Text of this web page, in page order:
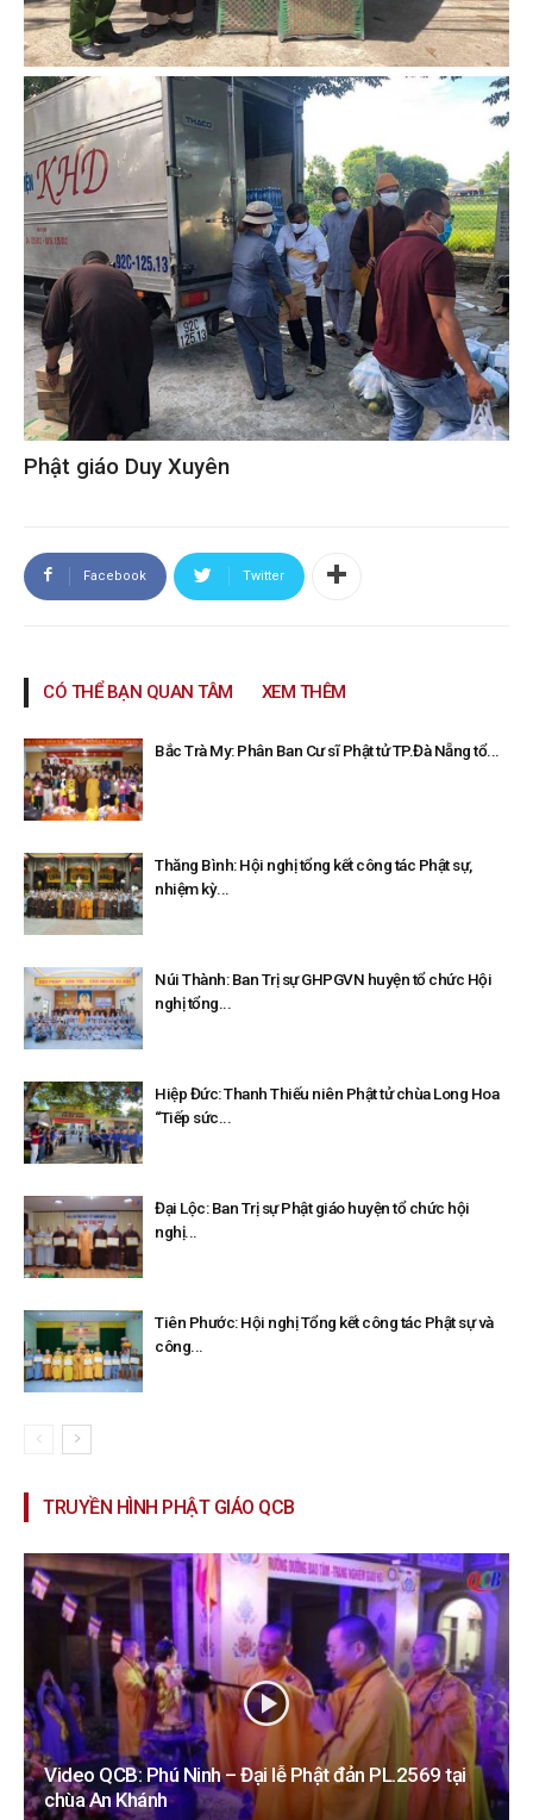
Phật giáo Duy Xuyên
Facebook Twitter
CÓ THỂ BẠN QUAN TÂM XEM THÊM
Bắc Trà My: Phân Ban Cư sĩ Phật tử TP.Đà Nẵng tổ...
Thăng Bình: Hội nghị tổng kết công tác Phật sự,
nhiệm kỳ...
Núi Thành: Ban Trị sự GHPGVN huyện tổ chức Hội
nghị tổng...
Hiệp Đức: Thanh Thiếu niên Phật tử chùa Long Hoa
“Tiếp sức...
Đại Lộc: Ban Trị sự Phật giáo huyện tổ chức hội
nghị...
Tiên Phước: Hội nghị Tổng kết công tác Phật sự và
công...
TRUYỀN HÌNH PHẬT GIÁO QCB
Video QCB: Phú Ninh – Đại lễ Phật đản PL.2569 tại
chùa An Khánh